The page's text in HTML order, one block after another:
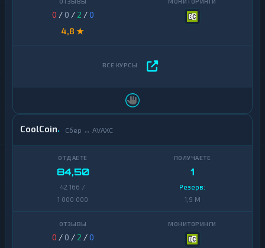
0 / 0 / 2 /0
4,8 ★
CoolCoin Сбер ↔ AVAXC
84,50
42 166 /
1 000 000
1
Резерв:
1,9 M
0 / 0 / 2 /0